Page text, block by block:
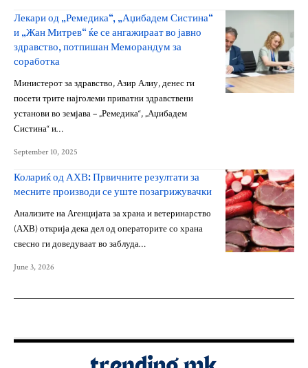
Лекари од „Ремедика“, „Аџибадем Систина“
и „Жан Митрев“ ќе се ангажираат во јавно
здравство, потпишан Меморандум за
соработка
Министерот за здравство, Азир Алиу, денес ги
посети трите најголеми приватни здравствени
установи во земјава – „Ремедика“, „Аџибадем
Систина“ и…
September 10, 2025
Колариќ од АХВ: Првичните резултати за
месните производи се уште позагрижувачки
Анализите на Агенцијата за храна и ветеринарство
(АХВ) открија дека дел од операторите со храна
свесно ги доведуваат во заблуда…
June 3, 2026